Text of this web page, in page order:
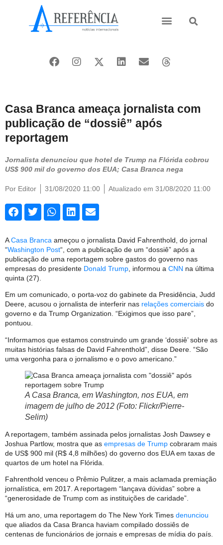
Casa Branca ameaça jornalista com
publicação de “dossiê” após
reportagem
Jornalista denunciou que hotel de Trump na Flórida cobrou
US$ 900 mil do governo dos EUA; Casa Branca nega
Por Editor 31/08/2020 11:00 Atualizado em 31/08/2020 11:00
ACasa Branca ameçou o jornalista David Fahrenthold, do jornal
“Washington Post“, com a publicação de um “dossiê” após a
publicação de uma reportagem sobre gastos do governo nas
empresas do presidente Donald Trump , informou a CNN na última
quinta (27).
Em um comunicado, o porta-voz do gabinete da Presidência, Judd
Deere, acusou o jornalista de interferir nas relações comerciais do
governo e da Trump Organization. “Exigimos que isso pare”,
pontuou.
“Informamos que estamos construindo um grande ‘dossiê’ sobre as
muitas histórias falsas de David Fahrenthold”, disse Deere. “São
uma vergonha para o jornalismo e o povo americano.”
A Casa Branca, em Washington, nos EUA, em
imagem de julho de 2012 (Foto: Flickr/Pierre-
Selim)
A reportagem, também assinada pelos jornalistas Josh Dawsey e
Joshua Partlow, mostra que as empresas de Trump cobraram mais
de US$ 900 mil (R$ 4,8 milhões) do governo dos EUA em taxas de
quartos de um hotel na Flórida.
Fahrenthold venceu o Prêmio Pulitzer, a mais aclamada premiação
jornalística, em 2017. A reportagem “lançava dúvidas” sobre a
“generosidade de Trump com as instituições de caridade”.
Há um ano, uma reportagem do The New York Times denunciou
que aliados da Casa Branca haviam compilado dossiês de
centenas de funcionários de jornais e empresas de mídia do país.